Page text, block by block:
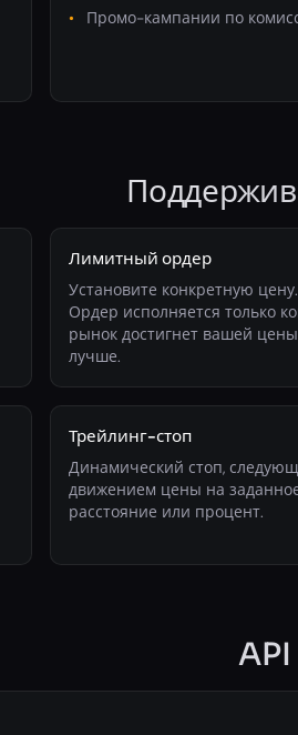
Промо-кампании по
Лимитный ордер
Установите конкретную цену.
Ордер исполняется только
рынок достигнет вашей
лучше.
Трейлинг-стоп
Динамический стоп,
движением цены на
расстояние или процент.
API